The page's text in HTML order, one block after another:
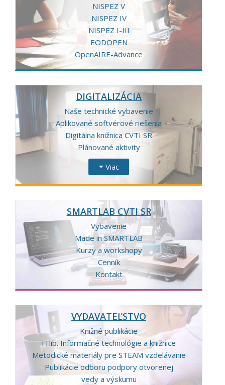
NISPEZ V
NISPEZ IV
NISPEZ I-III
EODOPEN
OpenAIRE-Advance
DIGITALIZÁCIA
Naše technické vybavenie
Aplikované softvérové riešenia
Digitálna knižnica CVTI SR
Plánované aktivity
Viac
SMARTLAB CVTI SR
Vybavenie
Made in SMARTLAB
Kurzy a workshopy
Cenník
Kontakt
VYDAVATEĽSTVO
Knižné publikácie
ITlib. Informačné technológie a knižnice
Metodické materiály pre STEAM vzdelávanie
Publikácie odboru podpory otvorenej
vedy a výskumu